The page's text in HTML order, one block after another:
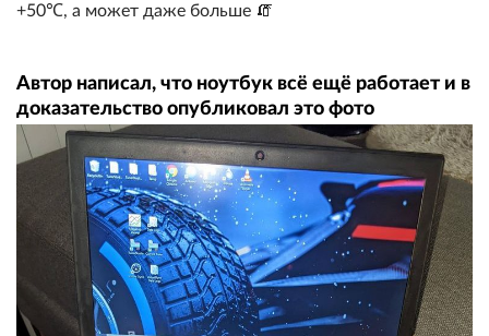
+50℃, а может даже больше 🧯
Автор написал, что ноутбук всё ещё работает и в
доказательство опубликовал это фото